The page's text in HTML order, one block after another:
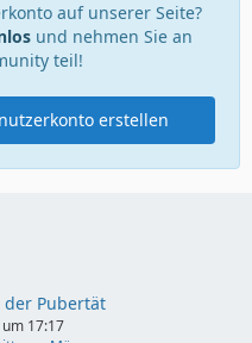
auf unserer Seite?
und nehmen Sie an
teil!
erstellen
der Pubertät
17:17